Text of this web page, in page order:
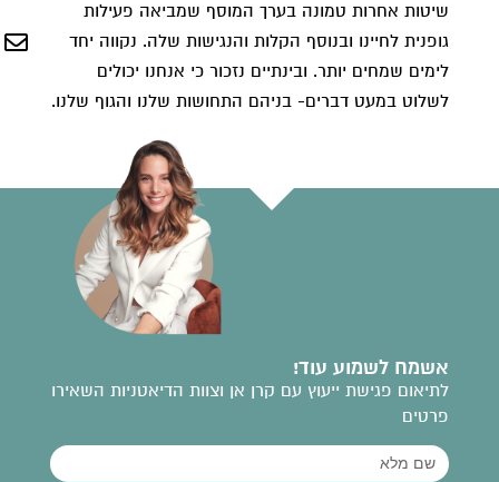
שיטות אחרות טמונה בערך המוסף שמביאה פעילות
גופנית לחיינו ובנוסף הקלות והנגישות שלה. נקווה יחד
לימים שמחים יותר. ובינתיים נזכור כי אנחנו יכולים
לשלוט במעט דברים- בניהם התחושות שלנו והגוף שלנו.
אשמח לשמוע עוד!
לתיאום פגישת ייעוץ עם קרן אן וצוות הדיאטניות השאירו
פרטים